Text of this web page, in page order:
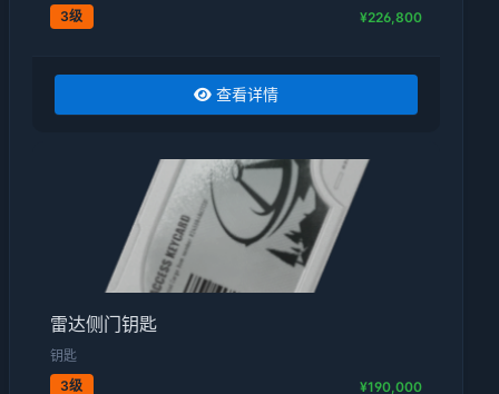
3级
¥226,800
查看详情
雷达侧门钥匙
钥匙
3级
¥190,000